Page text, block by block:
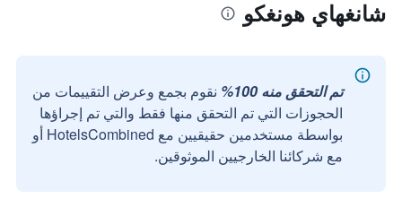
شانغهاي هونغكو
تم التحقق منه 100%
نقوم بجمع وعرض التقييمات من
الحجوزات التي تم التحقق منها فقط والتي تم إجراؤها
بواسطة مستخدمين حقيقيين مع HotelsCombined أو
مع شركائنا الخارجيين الموثوقين.